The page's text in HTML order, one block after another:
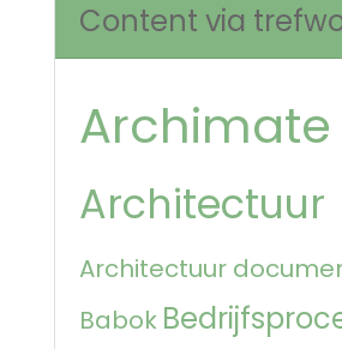
Content via
Archimate
Architectuur
Architectuur
Babok